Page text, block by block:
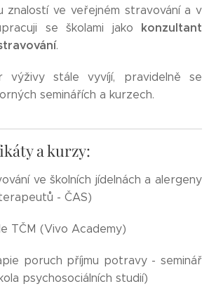
znalostí ve veřejném stravování a v
se školami jako konzultant
.
stále vyvíjí, pravidelně se
seminářích a kurzech.
a kurzy:
ve školních jídelnách a alergeny
- ČAS)
TČM (Vivo Academy)
poruch příjmu potravy - seminář
psychosociálních studií)